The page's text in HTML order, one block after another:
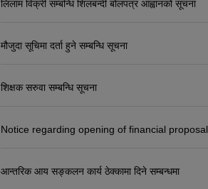
लिलाम विक्री सम्बन्धि शिलबन्दी बोलपत्र आह्वानको सूचना
मौजुदा सूचिमा दर्ता हुने सम्बन्धि सूचना
शिक्षक सरुवा सम्बन्धि सूचना
Notice regarding opening of financial proposal
आन्तरिक आय सङ्कलन कार्य ठेक्कामा दिने सम्बन्धमा